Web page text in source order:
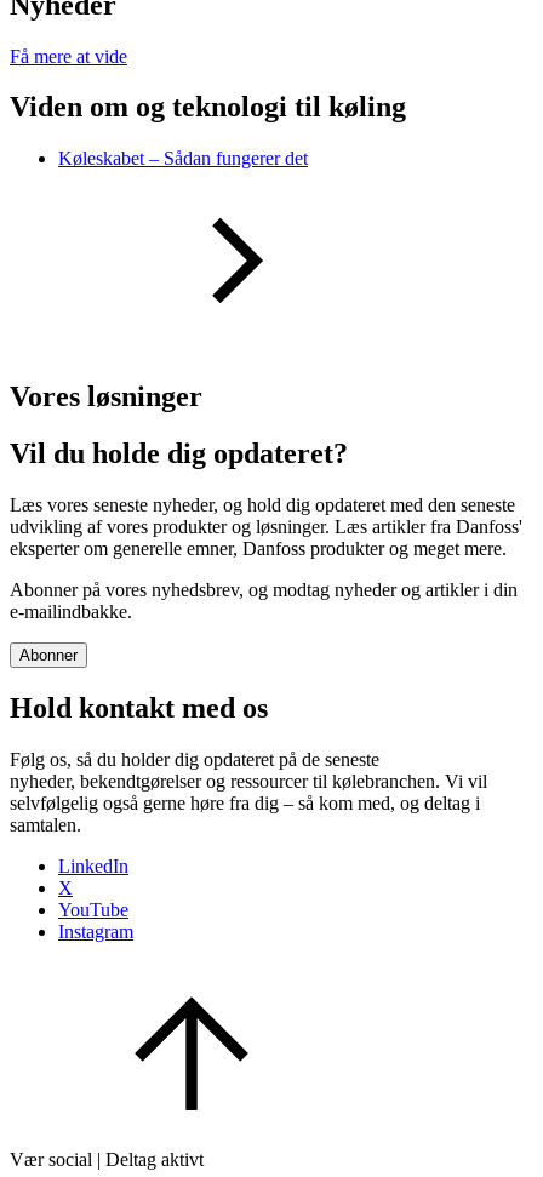
Få mere at vide
Viden om og teknologi til køling
Køleskabet – Sådan fungerer det
Vores løsninger
Vil du holde dig opdateret?
Læs vores seneste nyheder, og hold dig opdateret med den seneste
udvikling af vores produkter og løsninger. Læs artikler fra Danfoss'
eksperter om generelle emner, Danfoss produkter og meget mere.
Abonner på vores nyhedsbrev, og modtag nyheder og artikler i din
e-mailindbakke.
Abonner
Hold kontakt med os
Følg os, så du holder dig opdateret på de seneste
nyheder, bekendtgørelser og ressourcer til kølebranchen. Vi vil
selvfølgelig også gerne høre fra dig – så kom med, og deltag i
samtalen.
LinkedIn
X
YouTube
Instagram
Vær social | Deltag aktivt